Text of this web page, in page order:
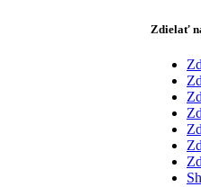
Zdielať